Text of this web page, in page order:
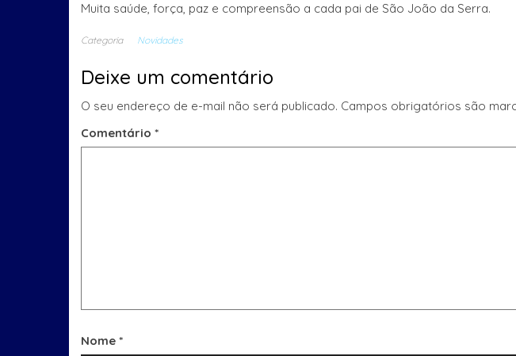
Muita saúde, força, paz e compreensão a cada pai de São João da Serra.
Categoria Novidades
Deixe um comentário
O seu endereço de e-mail não será publicado. Campos obrigatórios são
Comentário *
Nome *